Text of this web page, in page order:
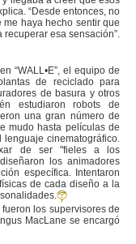
“Desde entonces, no
haya hecho sentir que
esa sensación”.
“WALL•E”, el equipo de
de reciclado para
de basura y otros
estudiaron robots de
una gran número de
mudo hasta películas de
lenguaje cinematográfico.
de ser "fieles a los
los animadores
específica. Intentaron
de cada diseño a la
los supervisores de
MacLane se encargó